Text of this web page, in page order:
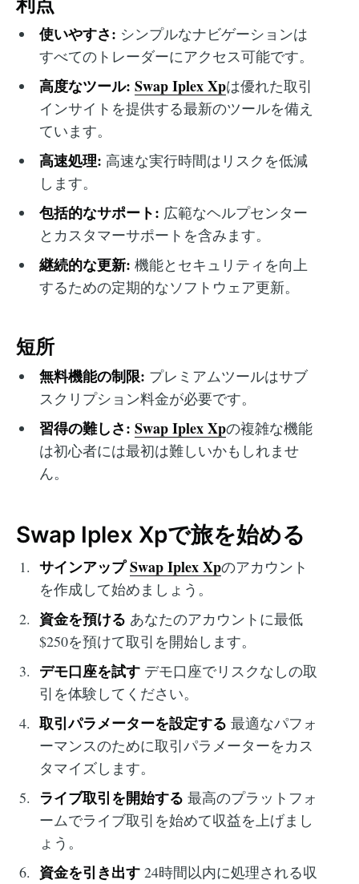
使いやすさ: シンプルなナビゲーションは
すべてのトレーダーにアクセス可能です。
高度なツール: Swap Iplex Xpは優れた取引
インサイトを提供する最新のツールを備え
ています。
高速処理: 高速な実行時間はリスクを低減
します。
包括的なサポート: 広範なヘルプセンター
とカスタマーサポートを含みます。
継続的な更新: 機能とセキュリティを向上
するための定期的なソフトウェア更新。
短所
無料機能の制限: プレミアムツールはサブ
スクリプション料金が必要です。
習得の難しさ: Swap Iplex Xpの複雑な機能
は初心者には最初は難しいかもしれませ
ん。
Swap Iplex Xpで旅を始める
サインアップ Swap Iplex Xpのアカウント
を作成して始めましょう。
資金を預ける あなたのアカウントに最低
$250を預けて取引を開始します。
デモ口座を試すデモ口座でリスクなしの取
引を体験してください。
取引パラメーターを設定する 最適なパフォ
ーマンスのために取引パラメーターをカス
タマイズします。
ライブ取引を開始する 最高のプラットフォ
ームでライブ取引を始めて収益を上げまし
ょう。
資金を引き出す24時間以内に処理される収